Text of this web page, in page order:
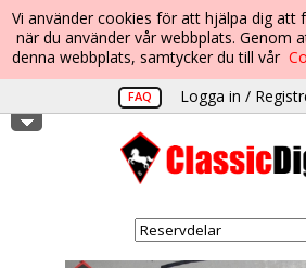
Vi använder cookies för att hjälpa dig att
när du använder vår webbplats. Genom
denna webbplats, samtycker du till vår
FAQ Logga in /